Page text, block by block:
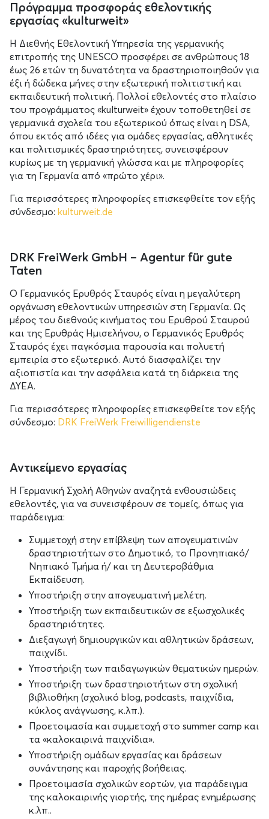
Πρόγραμμα προσφοράς εθελοντικής
εργασίας «kulturweit»
Η Διεθνής Εθελοντική Υπηρεσία της γερμανικής
επιτροπής της UNESCO προσφέρει σε ανθρώπους 18
έως 26 ετών τη δυνατότητα να δραστηριοποιηθούν για
έξι ή δώδεκα μήνες στην εξωτερική πολιτιστική και
εκπαιδευτική πολιτική. Πολλοί εθελοντές στο πλαίσιο
του προγράμματος «kulturweit» έχουν τοποθετηθεί σε
γερμανικά σχολεία του εξωτερικού όπως είναι η DSA,
όπου εκτός από ιδέες για ομάδες εργασίας, αθλητικές
και πολιτισμικές δραστηριότητες, συνεισφέρουν
κυρίως με τη γερμανική γλώσσα και με πληροφορίες
για τη Γερμανία από «πρώτο χέρι».
Για περισσότερες πληροφορίες επισκεφθείτε τον εξής
σύνδεσμο: kulturweit.de
DRK FreiWerk GmbH – Agentur für gute
Taten
Ο Γερμανικός Ερυθρός Σταυρός είναι η μεγαλύτερη
οργάνωση εθελοντικών υπηρεσιών στη Γερμανία. Ως
μέρος του διεθνούς κινήματος του Ερυθρού Σταυρού
και της Ερυθράς Ημισελήνου, ο Γερμανικός Ερυθρός
Σταυρός έχει παγκόσμια παρουσία και πολυετή
εμπειρία στο εξωτερικό. Αυτό διασφαλίζει την
αξιοπιστία και την ασφάλεια κατά τη διάρκεια της
ΔΥΕΑ.
Για περισσότερες πληροφορίες επισκεφθείτε τον εξής
σύνδεσμο: DRK FreiWerk Freiwilligendienste
Αντικείμενο εργασίας
Η Γερμανική Σχολή Αθηνών αναζητά ενθουσιώδεις
εθελοντές, για να συνεισφέρουν σε τομείς, όπως για
παράδειγμα:
Συμμετοχή στην επίβλεψη των απογευματινών
δραστηριοτήτων στο Δημοτικό, το Προνηπιακό/
Νηπιακό Τμήμα ή/ και τη Δευτεροβάθμια
Εκπαίδευση.
Υποστήριξη στην απογευματινή μελέτη.
Υποστήριξη των εκπαιδευτικών σε εξωσχολικές
δραστηριότητες.
Διεξαγωγή δημιουργικών και αθλητικών δράσεων,
παιχνίδι.
Υποστήριξη των παιδαγωγικών θεματικών ημερών.
Υποστήριξη των δραστηριοτήτων στη σχολική
βιβλιοθήκη (σχολικό blog, podcasts, παιχνίδια,
κύκλος ανάγνωσης, κ.λπ.).
Προετοιμασία και συμμετοχή στο summer camp και
τα «καλοκαιρινά παιχνίδια».
Υποστήριξη ομάδων εργασίας και δράσεων
συνάντησης και παροχής βοήθειας.
Προετοιμασία σχολικών εορτών, για παράδειγμα
της καλοκαιρινής γιορτής, της ημέρας ενημέρωσης
κ.λπ..